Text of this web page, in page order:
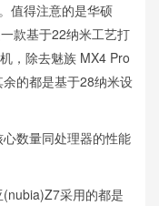
值得注意的是华硕
款基于22纳米工艺打
，除去魅族 MX4 Pro
的都是基于28纳米设
数量同处理器的性能
采用的都是